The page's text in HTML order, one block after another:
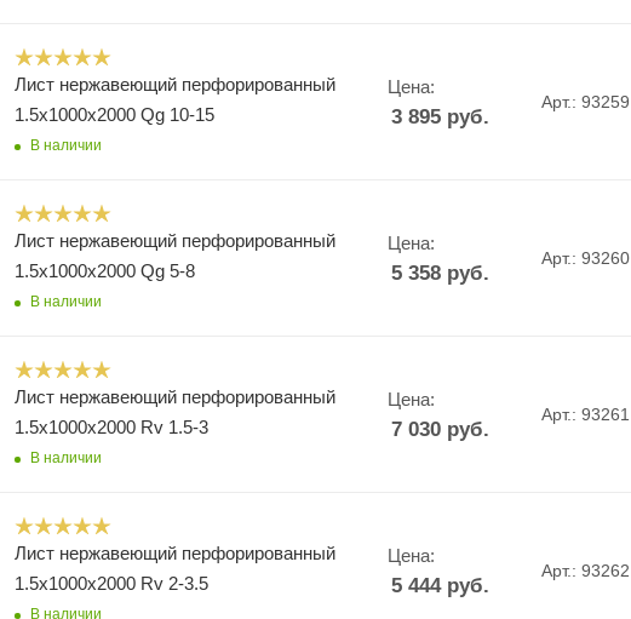
Лист нержавеющий перфорированный
1.5х1000х2000 Qg 10-15
В наличии
Цена:
3 895руб.
Арт.: 93259
Лист нержавеющий перфорированный
1.5х1000х2000 Qg 5-8
В наличии
Цена:
5 358руб.
Арт.: 93260
Лист нержавеющий перфорированный
1.5х1000х2000 Rv 1.5-3
В наличии
Цена:
7 030руб.
Арт.: 93261
Лист нержавеющий перфорированный
1.5х1000х2000 Rv 2-3.5
В наличии
Цена:
5 444руб.
Арт.: 93262